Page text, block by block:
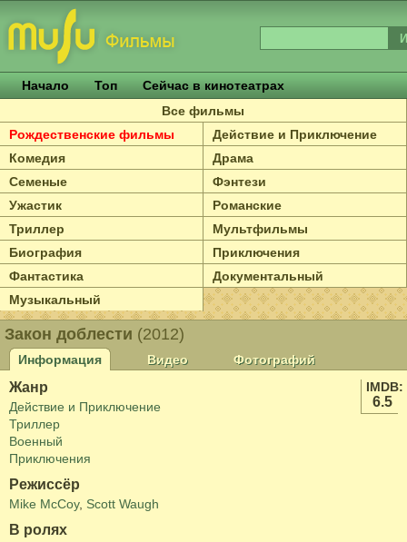
Начало Топ
Сейчас в кинотеатрах
Все фильмы
Рождественские фильмы
Действие и Приключение
Комедия
Драма
Семеные
Фэнтези
Ужастик
Романские
Триллер
Мультфильмы
Биография
Приключения
Фантастика
Документальный
Музыкальный
Закон доблести (2012)
Информация Видео
Фотографий
IMDB:
6.5
Жанр
Действие и Приключение
Триллер
Военный
Приключения
Режиссёр
Mike McCoy, Scott Waugh
В ролях